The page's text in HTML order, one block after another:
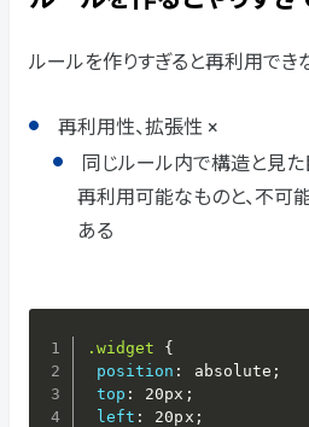
ルールを作りすぎると再利用でき
再利用性、拡張性 ×
同じルール内で構造と見た
再利用可能なものと、不可
ある
.widget
{
position : absolute ;
top : 20px ;
left : 20px ;